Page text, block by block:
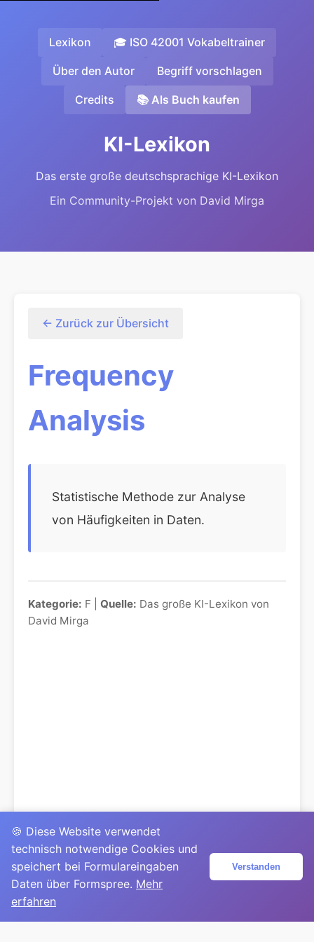
Lexikon 🎓 ISO 42001 Vokabeltrainer
Über den Autor Begriff vorschlagen
Credits 📚 Als Buch kaufen
KI-Lexikon
Das erste große deutschsprachige KI-Lexikon
Ein Community-Projekt von David Mirga
← Zurück zur Übersicht
Frequency
Analysis
Statistische Methode zur Analyse
von Häufigkeiten in Daten.
Kategorie: F | Quelle: Das große KI-Lexikon von
David Mirga
🍪 Diese Website verwendet
technisch notwendige Cookies und
speichert bei Formulareingaben
Daten über Formspree. Mehr
erfahren
Verstanden